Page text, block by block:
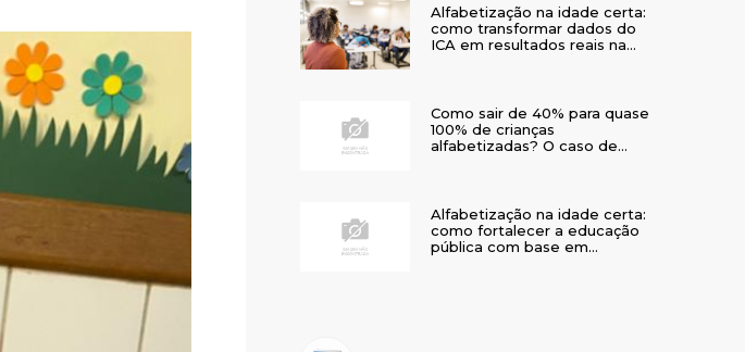
Alfabetização na idade certa:
como transformar dados do
ICA em resultados reais na
Como sair de 40% para quase
100% de crianças
alfabetizadas? O caso de
Alfabetização na idade certa:
como fortalecer a educação
pública com base em